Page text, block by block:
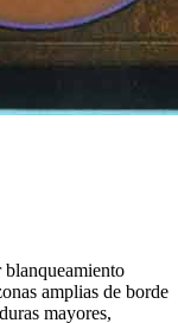
blanqueamiento
amplias de borde
mayores,